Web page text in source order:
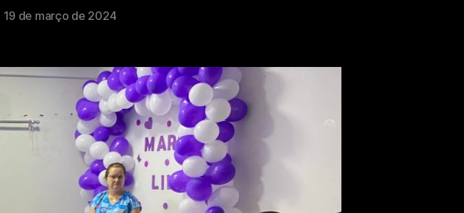
19 de março de 2024